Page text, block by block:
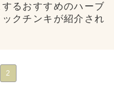
るおすすめのハーブ
クチンキが紹介され
2